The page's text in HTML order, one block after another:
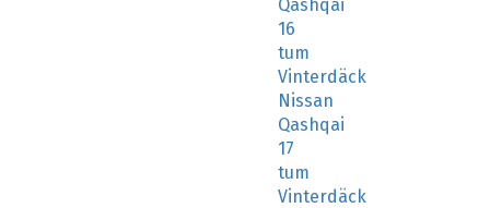
Qashqai
16
tum
Vinterdäck
Nissan
Qashqai
17
tum
Vinterdäck